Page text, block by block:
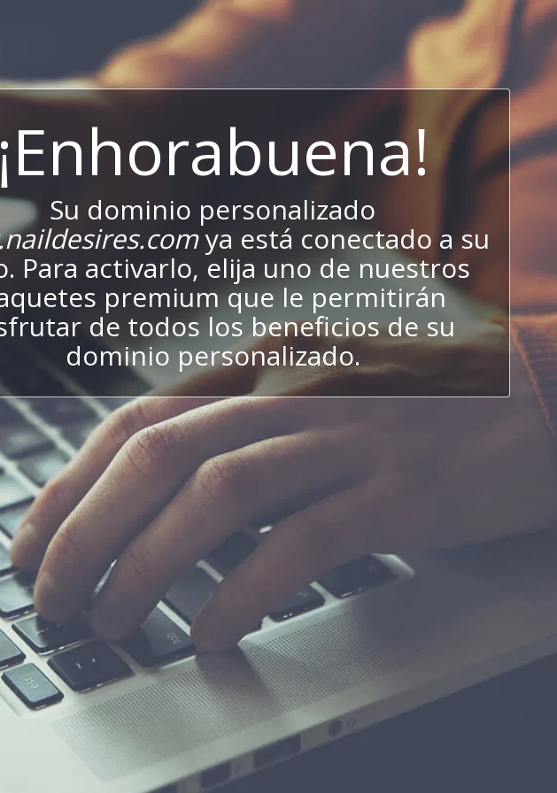
¡Enhorabuena!
Su dominio personalizado
ya está conectado a su
Para activarlo, elija uno de nuestros
premium que le permitirán
de todos los beneficios de su
dominio personalizado.